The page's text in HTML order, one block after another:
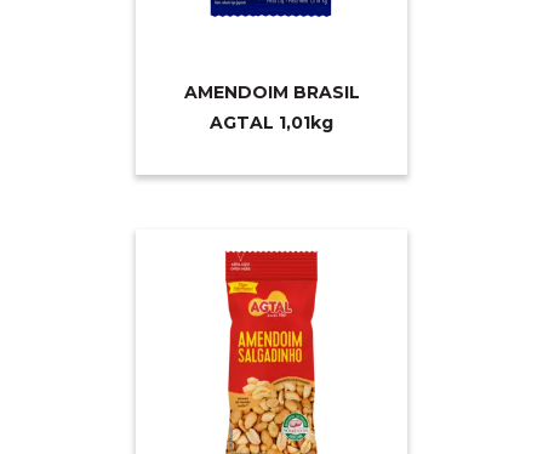
AMENDOIM BRASIL
AGTAL 1,01kg